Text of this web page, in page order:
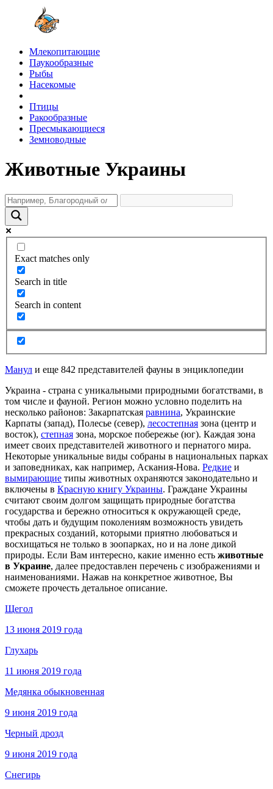
Млекопитающие
Паукообразные
Рыбы
Насекомые
Птицы
Ракообразные
Пресмыкающиеся
Земноводные
Животные Украины
Exact matches only
Search in title
Search in content
Манул и еще 842 представителей фауны в энциклопедии
Украина - страна с уникальными природными богатствами, в
том числе и фауной. Регион можно условно поделить на
несколько районов: Закарпатская равнина, Украинские
Карпаты (запад), Полесье (север), лесостепная зона (центр и
восток), степная зона, морское побережье (юг). Каждая зона
имеет своих представителей животного и пернатого мира.
Некоторые уникальные виды собраны в национальных парках
и заповедниках, как например, Аскания-Нова. Редкие и
вымирающие типы животных охраняются законодательно и
включены в Красную книгу Украины. Граждане Украины
считают своим долгом защищать природные богатства
государства и бережно относиться к окружающей среде,
чтобы дать и будущим поколениям возможность увидеть
прекрасных созданий, которыми приятно любоваться и
восхищаться не только в зоопарках, но и на лоне дикой
природы. Если Вам интересно, какие именно есть животные
в Украине, далее предоставлен перечень с изображениями и
наименованиями. Нажав на конкретное животное, Вы
сможете прочесть детальное описание.
Щегол
13 июня 2019 года
Глухарь
11 июня 2019 года
Медянка обыкновенная
9 июня 2019 года
Черный дрозд
9 июня 2019 года
Снегирь